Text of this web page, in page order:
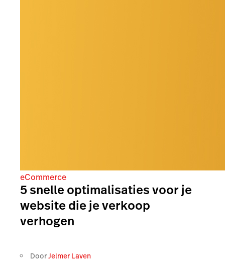
eCommerce
5 snelle optimalisaties voor je
website die je verkoop
verhogen
DoorJelmer Laven